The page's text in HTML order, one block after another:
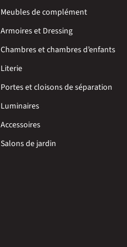
Meubles de complément
Armoires et Dressing
Chambres et chambres d’enfants
Literie
Portes et cloisons de séparation
Luminaires
Accessoires
Salons de jardin